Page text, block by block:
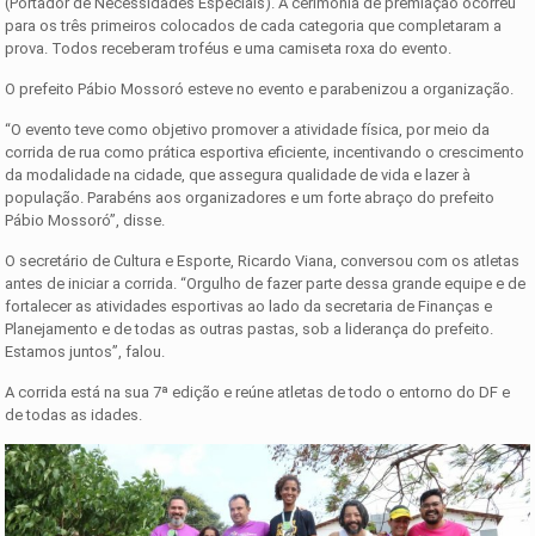
para os três primeiros colocados de cada categoria que completaram a
prova. Todos receberam troféus e uma camiseta roxa do evento.
O prefeito Pábio Mossoró esteve no evento e parabenizou a organização.
“O evento teve como objetivo promover a atividade física, por meio da
corrida de rua como prática esportiva eficiente, incentivando o crescimento
da modalidade na cidade, que assegura qualidade de vida e lazer à
população. Parabéns aos organizadores e um forte abraço do prefeito
Pábio Mossoró”, disse.
O secretário de Cultura e Esporte, Ricardo Viana, conversou com os atletas
antes de iniciar a corrida. “Orgulho de fazer parte dessa grande equipe e de
fortalecer as atividades esportivas ao lado da secretaria de Finanças e
Planejamento e de todas as outras pastas, sob a liderança do prefeito.
Estamos juntos”, falou.
A corrida está na sua 7ª edição e reúne atletas de todo o entorno do DF e
de todas as idades.